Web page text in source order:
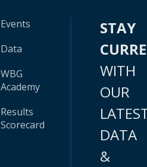
Events
Data
WBG
Academy
Results
Scorecard
STAY
WITH
OUR
DATA
&